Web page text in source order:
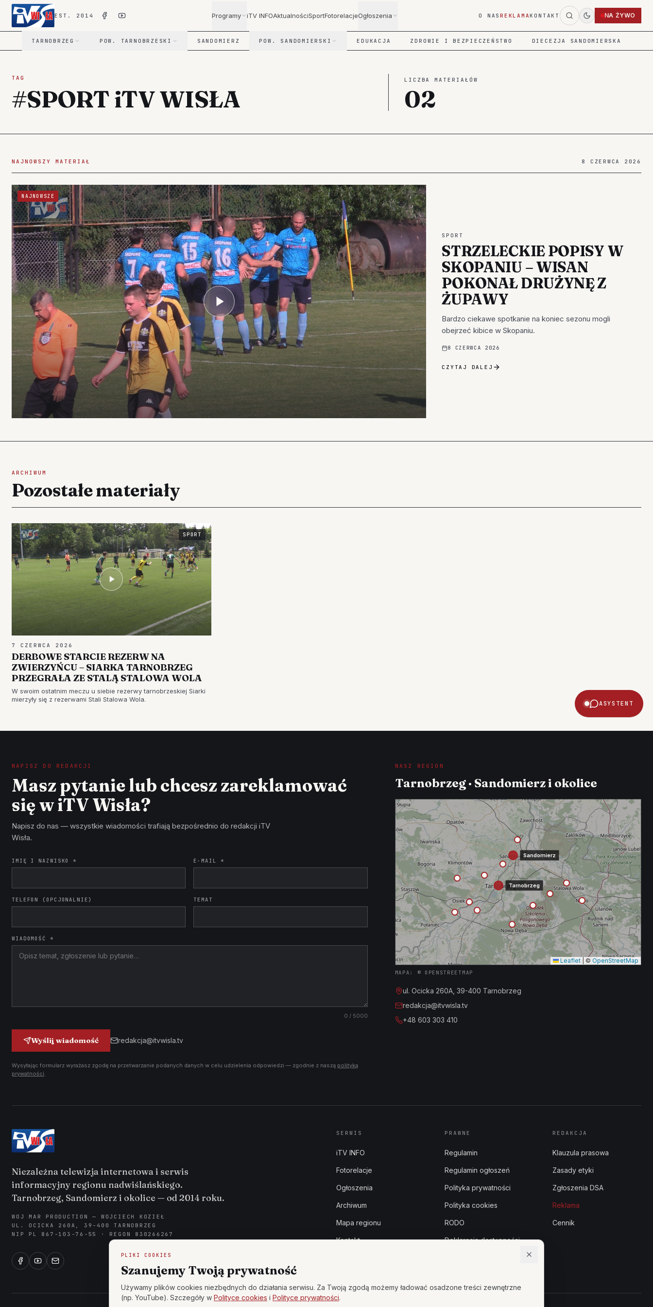
PLIKI COOKIES
Szanujemy Twoją prywatność
Używamy plików cookies niezbędnych do działania serwisu. Za Twoją zgodą możemy ładować osadzone treści zewnętrzne
(np. YouTube). Szczegóły w Polityce cookies i Polityce prywatności.
ASYSTENT
EST. 2014 Programy iTV INFOAktualnościSportFotorelacjeOgłoszenia O NASREKLAMAKONTAKT NA ŻYWO
TARNOBRZEG POW. TARNOBRZESKI SANDOMIERZ POW. SANDOMIERSKI EDUKACJA ZDROWIE I BEZPIECZEŃSTWO DIECEZJA SANDOMIERSKA
TAG
#SPORT iTV WISŁA
LICZBA MATERIAŁÓW
02
NAJNOWSZY MATERIAŁ 8 CZERWCA 2026
NAJNOWSZE
SPORT
STRZELECKIE POPISY W
SKOPANIU – WISAN
POKONAŁ DRUŻYNĘ Z
ŻUPAWY
Bardzo ciekawe spotkanie na koniec sezonu mogli
obejrzeć kibice w Skopaniu.
8 CZERWCA 2026
CZYTAJ DALEJ
ARCHIWUM
Pozostałe materiały
SPORT
7 CZERWCA 2026
DERBOWE STARCIE REZERW NA
ZWIERZYŃCU – SIARKA TARNOBRZEG
PRZEGRAŁA ZE STALĄ STALOWA WOLA
W swoim ostatnim meczu u siebie rezerwy tarnobrzeskiej Siarki
mierzyły się z rezerwami Stali Stalowa Wola.
NAPISZ DO REDAKCJI
Masz pytanie lub chcesz zareklamować
się w iTV Wisła?
Napisz do nas — wszystkie wiadomości trafiają bezpośrednio do redakcji iTV
Wisła.
IMIĘ I NAZWISKO * E-MAIL *
TELEFON (OPCJONALNIE) TEMAT
WIADOMOŚĆ *
0 / 5000
Wyślij wiadomość redakcja@itvwisla.tv
Wysyłając formularz wyrażasz zgodę na przetwarzanie podanych danych w celu udzielenia odpowiedzi — zgodnie z naszą polityką
prywatności.
NASZ REGION
Tarnobrzeg · Sandomierz i okolice
Tarnobrzeg
Sandomierz
Leaflet © OpenStreetMap
MAPA: © OPENSTREETMAP
ul. Ocicka 260A, 39-400 Tarnobrzeg
redakcja@itvwisla.tv
+48 603 303 410
Niezależna telewizja internetowa i serwis
informacyjny regionu nadwiślańskiego.
Tarnobrzeg, Sandomierz i okolice — od 2014 roku.
WOJ MAR PRODUCTION — WOJCIECH KOZIEŁ
UL. OCICKA 260A, 39-400 TARNOBRZEG
NIP PL 867-103-76-55 · REGON 830266267
SERWIS
iTV INFO
Fotorelacje
Ogłoszenia
Archiwum
Mapa regionu
Kontakt
PRAWNE
Regulamin
Regulamin ogłoszeń
Polityka prywatności
Polityka cookies
RODO
Deklaracja dostępności
REDAKCJA
Klauzula prasowa
Zasady etyki
Zgłoszenia DSA
Reklama
Cennik